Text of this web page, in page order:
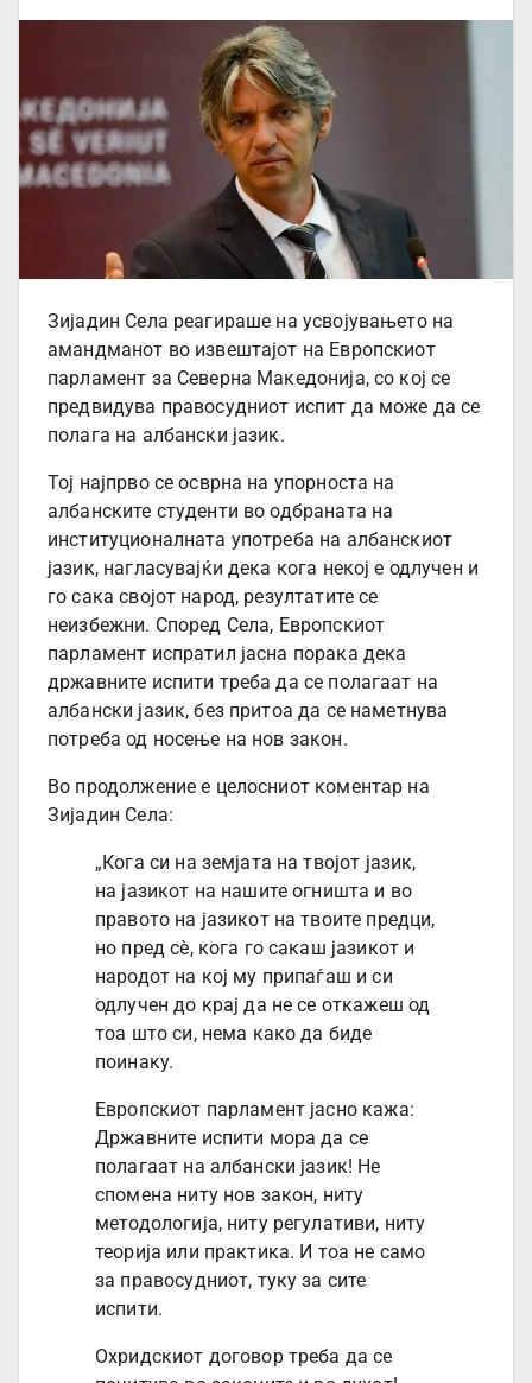
Зијадин Села реагираше на усвојувањето на
амандманот во извештајот на Европскиот
парламент за Северна Македонија, со кој се
предвидува правосудниот испит да може да се
полага на албански јазик.
Тој најпрво се осврна на упорноста на
албанските студенти во одбраната на
институционалната употреба на албанскиот
јазик, нагласувајќи дека кога некој е одлучен и
го сака својот народ, резултатите се
неизбежни. Според Села, Европскиот
парламент испратил јасна порака дека
државните испити треба да се полагаат на
албански јазик, без притоа да се наметнува
потреба од носење на нов закон.
Во продолжение е целосниот коментар на
Зијадин Села:
„Кога си на земјата на твојот јазик,
на јазикот на нашите огништа и во
правото на јазикот на твоите предци,
но пред сѐ, кога го сакаш јазикот и
народот на кој му припаѓаш и си
одлучен до крај да не се откажеш од
тоа што си, нема како да биде
поинаку.
Европскиот парламент јасно кажа:
Државните испити мора да се
полагаат на албански јазик! Не
спомена ниту нов закон, ниту
методологија, ниту регулативи, ниту
теорија или практика. И тоа не само
за правосудниот, туку за сите
испити.
Охридскиот договор треба да се